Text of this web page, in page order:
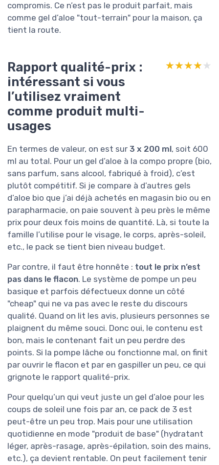
compromis. Ce n’est pas le produit parfait, mais
comme gel d’aloe "tout-terrain" pour la maison, ça
tient la route.
Rapport qualité-prix :
intéressant si vous
l’utilisez vraiment
comme produit multi-
usages
★★★★★
★★★★★
En termes de valeur, on est sur 3 x 200 ml, soit 600
ml au total. Pour un gel d’aloe à la compo propre (bio,
sans parfum, sans alcool, fabriqué à froid), c’est
plutôt compétitif. Si je compare à d’autres gels
d’aloe bio que j’ai déjà achetés en magasin bio ou en
parapharmacie, on paie souvent à peu près le même
prix pour deux fois moins de quantité. Là, si toute la
famille l’utilise pour le visage, le corps, après-soleil,
etc., le pack se tient bien niveau budget.
Par contre, il faut être honnête : tout le prix n’est
pas dans le flacon. Le système de pompe un peu
basique et parfois défectueux donne un côté
"cheap" qui ne va pas avec le reste du discours
qualité. Quand on lit les avis, plusieurs personnes se
plaignent du même souci. Donc oui, le contenu est
bon, mais le contenant fait un peu perdre des
points. Si la pompe lâche ou fonctionne mal, on finit
par ouvrir le flacon et par en gaspiller un peu, ce qui
grignote le rapport qualité-prix.
Pour quelqu’un qui veut juste un gel d’aloe pour les
coups de soleil une fois par an, ce pack de 3 est
peut-être un peu trop. Mais pour une utilisation
quotidienne en mode "produit de base" (hydratant
léger, après-rasage, après-épilation, soin des mains,
etc.), ça devient rentable. On peut facilement tenir